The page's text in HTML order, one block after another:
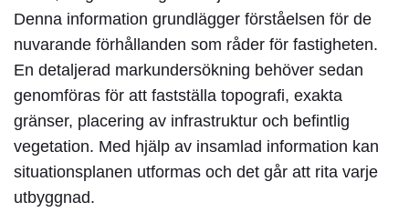
Denna information grundlägger förståelsen för de
nuvarande förhållanden som råder för fastigheten.
En detaljerad markundersökning behöver sedan
genomföras för att fastställa topografi, exakta
gränser, placering av infrastruktur och befintlig
vegetation. Med hjälp av insamlad information kan
situationsplanen utformas och det går att rita varje
utbyggnad.